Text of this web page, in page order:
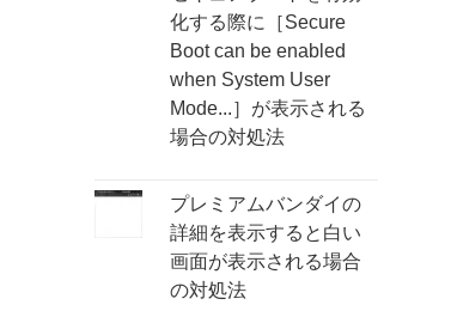
化する際に［Secure
Boot can be enabled
when System User
Mode...］が表示される
場合の対処法
プレミアムバンダイの
詳細を表示すると白い
画面が表示される場合
の対処法